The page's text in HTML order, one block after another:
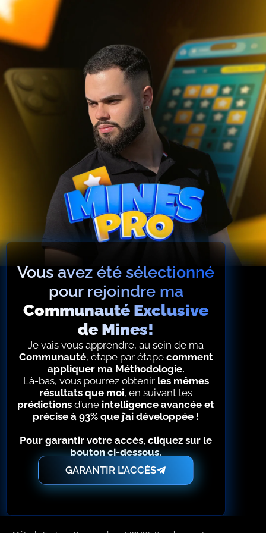
Vous avez été sélectionné
pour rejoindre ma
Communauté Exclusive
de Mines!
Je vais vous apprendre, au sein de ma
Communauté, étape par étape comment
appliquer ma Méthodologie.
Là-bas, vous pourrez obtenir les mêmes
résultats que moi, en suivant les
prédictions d’une intelligence avancée et
précise à 93% que j’ai développée !
Pour garantir votre accès, cliquez sur le
bouton ci-dessous.
GARANTIR L’ACCÈS